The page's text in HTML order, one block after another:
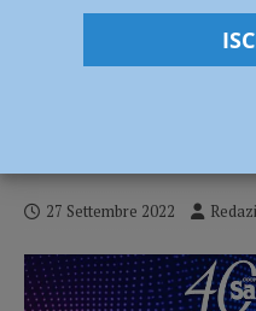
Il Club Veicoli
27 Settembre 2022